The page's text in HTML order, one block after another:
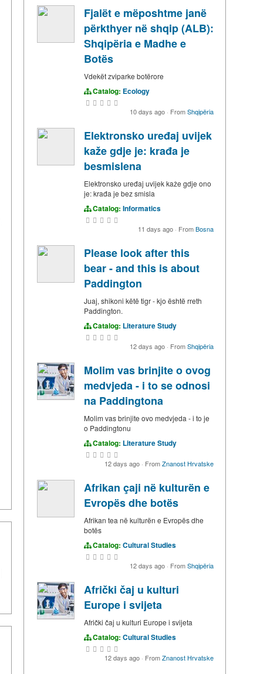
Fjalët e mëposhtme janë
përkthyer në shqip (ALB):
Shqipëria e Madhe e
Botës
Vdekët zviparke botërore
Catalog: Ecology
10 days ago · FromShqipëria
Elektronsko uređaj uvijek
kaže gdje je: krađa je
besmislena
Elektronsko uređaj uvijek kaže gdje ono
je: krađa je bez smisla
Catalog: Informatics
11 days ago · FromBosna
Please look after this
bear - and this is about
Paddington
Juaj, shikoni këtë tigr - kjo është rreth
Paddington.
Catalog: Literature Study
12 days ago · FromShqipëria
Molim vas brinjite o ovog
medvjeda - i to se odnosi
na Paddingtona
Molim vas brinjite ovo medvjeda - i to je
o Paddingtonu
Catalog: Literature Study
12 days ago · FromZnanost Hrvatske
Afrikan çaji në kulturën e
Evropës dhe botës
Afrikan tea në kulturën e Evropës dhe
botës
Catalog: Cultural Studies
12 days ago · FromShqipëria
Afrički čaj u kulturi
Europe i svijeta
Afrički čaj u kulturi Europe i svijeta
Catalog: Cultural Studies
12 days ago · FromZnanost Hrvatske